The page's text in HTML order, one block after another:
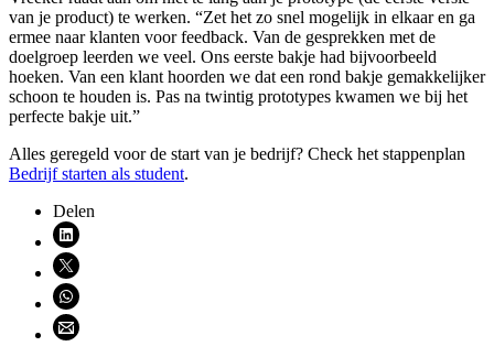
van je product) te werken. “Zet het zo snel mogelijk in elkaar en ga
ermee naar klanten voor feedback. Van de gesprekken met de
doelgroep leerden we veel. Ons eerste bakje had bijvoorbeeld
hoeken. Van een klant hoorden we dat een rond bakje gemakkelijker
schoon te houden is. Pas na twintig prototypes kwamen we bij het
perfecte bakje uit.”
Alles geregeld voor de start van je bedrijf? Check het stappenplan
Bedrijf starten als student.
Delen
Deel via LinkedIn (opent nieuw venster)
Deel via X (opent nieuw venster)
Deel via WhatsApp (opent WhatsApp)
Deel via email (opent email programma)